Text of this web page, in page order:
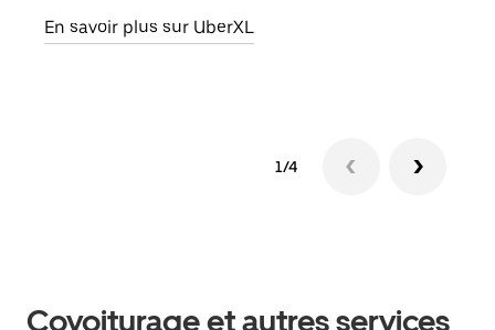
En savoir plus sur UberXL
1/4
Covoiturage et autres services